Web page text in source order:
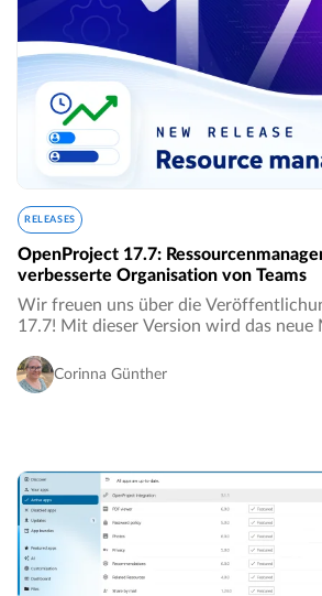
RELEASES
OpenProject 17.7:
verbesserte Organisation von Teams
Wir freuen uns über die
17.7! Mit dieser Version wird das neue
welches es Unternehmen ermöglicht,
Corinna Günther